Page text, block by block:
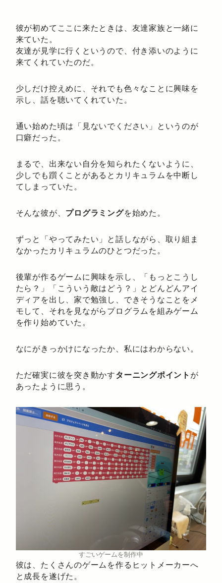
彼が初めてここに来たときは、友達家族と一緒に
来ていた。
友達が見学に行くというので、付き添いのように
来てくれていたのだ。
少しだけ控えめに、それでも色々なことに興味を
示し、話を聴いてくれていた。
通い始めた頃は「見ないでください」というのが
口癖だった。
まるで、出来ない自分を知られたくないように、
少しでも躓くことがあるとカリキュラムを中断し
てしまっていた。
そんな彼が、 プログラミングを始めた。
ずっと「やってみたい」と話しながら、取り組ま
なかったカリキュラムのひとつだった。
後輩が作るゲームに興味を示し、「もっとこうし
たら？」「こういう敵はどう？」とどんどんアイ
ディアを出し、家で勉強し、できそうなことをメ
モして、それを見ながらプログラムを組みゲーム
を作り始めていた。
なにがきっかけになったか、私にはわからない。
ただ確実に彼を突き動かすターニングポイント が
あったように思う。
すごいゲームを制作中
彼は、たくさんのゲームを作るヒットメーカーへ
と成長を遂げた。